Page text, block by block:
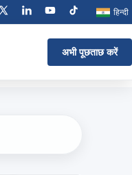
हिन्दी
अभी पूछताछ करें